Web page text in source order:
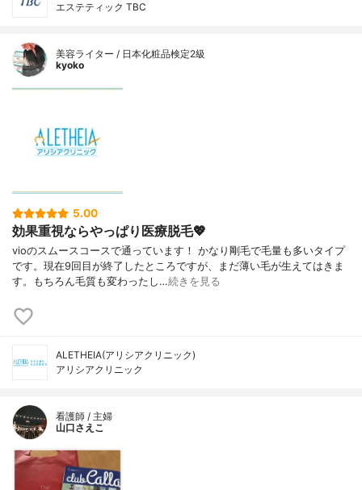
エステティック TBC
美容ライター / 日本化粧品検定2級
kyoko
5.00
効果重視ならやっぱり医療脱毛💖
vioのスムースコースで通っています！ かなり剛毛で毛量も多いタイプ
です。現在9回目が終了したところですが、まだ薄い毛が生えてはきま
す。もちろん毛質も変わったし…続きを見る
ALETHEIA(アリシアクリニック)
アリシアクリニック
看護師 / 主婦
山口さえこ